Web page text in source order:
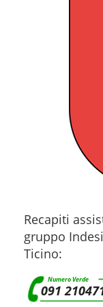
Recapiti
gruppo
Ticino:
Numero Verde
091